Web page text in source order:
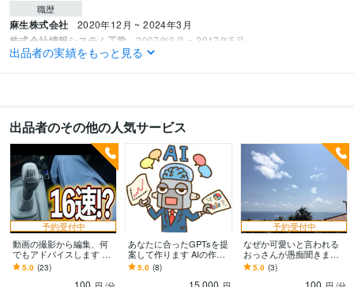
職歴
麻生株式会社 2020年12月 ~ 2024年3月
株式会社情報システム工学 2007年3月 ~ 2017年5月
株式会社エキスパート 2024年4月 ~ 現在
ビジネス・クリエイティブツール
ChatGPT:2年Adobe Premiere Pro:7年Blender:7年 Bubble:0年
Google スプレッドシート:3年
得意分野
動画編集・映像制作 動画編集
YouTube
学歴
神奈川大学 2003年3月 ~ 2007年2月
出品者の実績をもっと見る
出品者のその他の人気サービス
予約受付中
動画の撮影から編集、何
でもアドバイスします 登
録2万越えTiktoker、Youtu
berの必勝法伝授
5.0 (23)
100
あなたに合ったGPTsを提
案して作ります AIの作成
からノウハウまですべて
お伝えします
5.0 (8)
15,000
予約受付中
なぜか可愛いと言われる
おっさんが愚痴聞きます
３８歳おっさんが、愚痴
聞いて直感を伝える謎実
5.0 (3)
100